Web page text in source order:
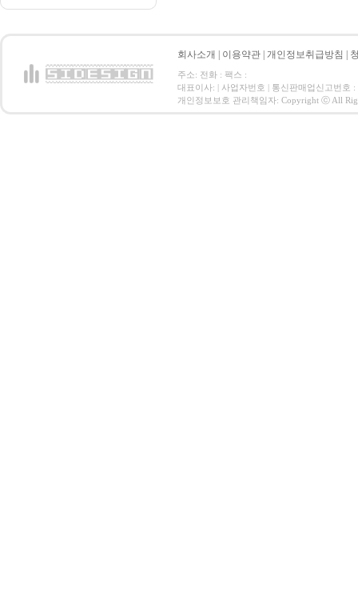
회사소개 이용약관 개인정보취급방침
주소: 전화 : 팩스 :
대표이사: | 사업자번호 | 통신판매업신고번호 :
개인정보보호 관리책임자: Copyright ⓒ All